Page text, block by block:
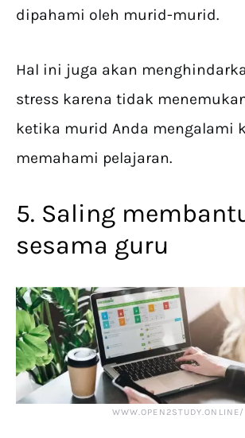
dipahami oleh murid-murid.
Hal ini juga akan
stress karena tidak
ketika murid Anda mengalami
memahami pelajaran.
5. Saling
sesama guru
WWW.OPEN2STUDY.ONLINE/